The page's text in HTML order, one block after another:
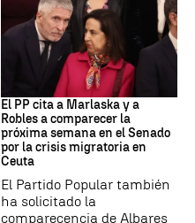
Crisis Migratoria
El PP cita a Marlaska y a
Robles a comparecer la
próxima semana en el Senado
por la crisis migratoria en
Ceuta
El Partido Popular también
ha solicitado la
comparecencia de Albares